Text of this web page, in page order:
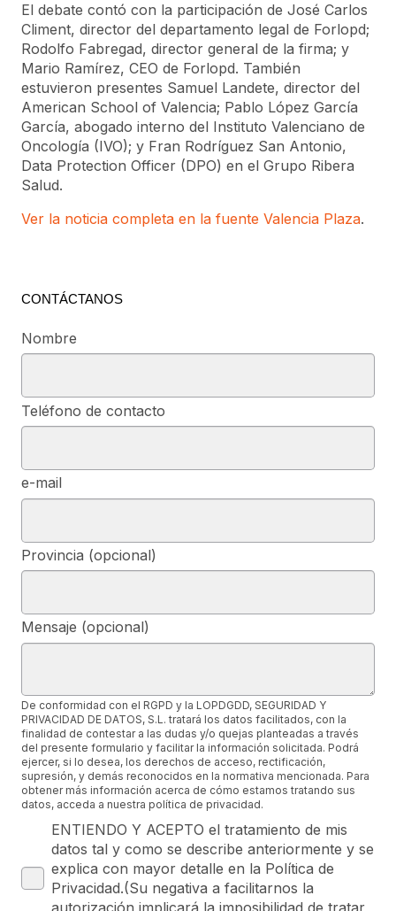
El debate contó con la participación de José Carlos
Climent, director del departamento legal de Forlopd;
Rodolfo Fabregad, director general de la firma; y
Mario Ramírez, CEO de Forlopd. También
estuvieron presentes Samuel Landete, director del
American School of Valencia; Pablo López García
García, abogado interno del Instituto Valenciano de
Oncología (IVO); y Fran Rodríguez San Antonio,
Data Protection Officer (DPO) en el Grupo Ribera
Salud.
Ver la noticia completa en la fuente Valencia Plaza.
CONTÁCTANOS
Nombre
Teléfono de contacto
e-mail
Provincia (opcional)
Mensaje (opcional)
De conformidad con el RGPD y la LOPDGDD, SEGURIDAD Y
PRIVACIDAD DE DATOS, S.L. tratará los datos facilitados, con la
finalidad de contestar a las dudas y/o quejas planteadas a través
del presente formulario y facilitar la información solicitada. Podrá
ejercer, si lo desea, los derechos de acceso, rectificación,
supresión, y demás reconocidos en la normativa mencionada. Para
obtener más información acerca de cómo estamos tratando sus
datos, acceda a nuestra política de privacidad.
ENTIENDO Y ACEPTO el tratamiento de mis
datos tal y como se describe anteriormente y se
explica con mayor detalle en la Política de
Privacidad.(Su negativa a facilitarnos la